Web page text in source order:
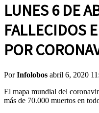
LUNES 6 DE
FALLECIDOS
POR
PorInfolobos abril 6, 2020
El mapa mundial del
más de 70.000 muertos en